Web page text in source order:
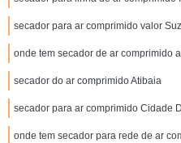
secador para ar comprimido valor
onde tem secador de ar comprimido
secador do ar comprimido Atibaia
secador para ar comprimido Cidade
onde tem secador para rede de ar